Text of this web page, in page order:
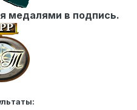
медалями в подпись.